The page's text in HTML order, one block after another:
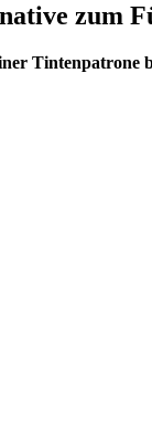
zum
Tintenpatrone